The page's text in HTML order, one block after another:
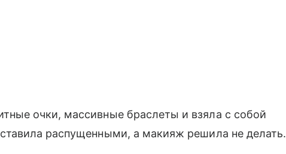
очки, массивные браслеты и взяла с собой
распущенными, а макияж решила не делать.